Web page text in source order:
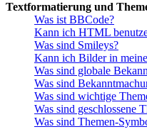
Textformatierung und
Was ist BBCode?
Kann ich HTML
Was sind Smileys?
Kann ich Bilder in
Was sind globale
Was sind
Was sind wichtige
Was sind geschlossene
Was sind Themen-